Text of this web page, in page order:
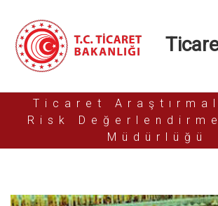
Ticaret
Risk
Müdürlüğü